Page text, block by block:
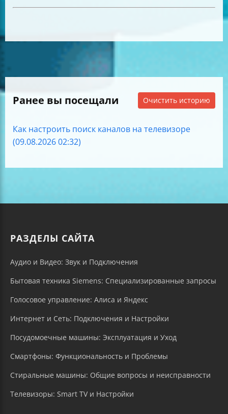
Ранее вы посещали Очистить историю
Как настроить поиск каналов на телевизоре
(09.08.2026 02:32)
РАЗДЕЛЫ САЙТА
Аудио и Видео: Звук и Подключения
Бытовая техника Siemens: Специализированные запросы
Голосовое управление: Алиса и Яндекс
Интернет и Сеть: Подключения и Настройки
Посудомоечные машины: Эксплуатация и Уход
Смартфоны: Функциональность и Проблемы
Стиральные машины: Общие вопросы и неисправности
Телевизоры: Smart TV и Настройки